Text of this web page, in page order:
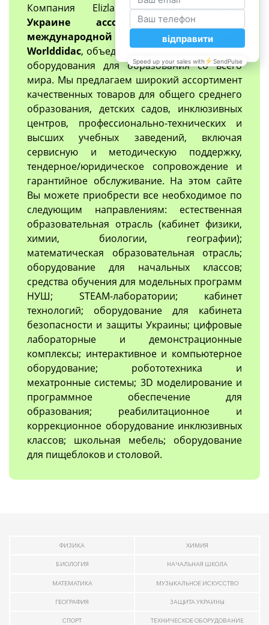
Компания Elizlabsединственный в
Украине ассоциированный член
международной организации
Worlddidac, объединяющий производителей
оборудования для образования со всего
мира. Мы предлагаем широкий ассортимент
качественных товаров для общего среднего
образования, детских садов, инклюзивных
центров, профессионально-технических и
высших учебных заведений, включая
сервисную и методическую поддержку,
тендерное/юридическое сопровождение и
гарантийное обслуживание. На этом сайте
Вы можете приобрести все необходимое по
следующим направлениям: естественная
образовательная отрасль (кабинет физики,
химии, биологии, географии);
математическая образовательная отрасль;
оборудование для начальных классов;
средства обучения для модельных программ
НУШ; STEAM-лаборатории; кабинет
технологий; оборудование для кабинета
безопасности и защиты Украины; цифровые
лабораторные и демонстрационные
комплексы; интерактивное и компьютерное
оборудование; робототехника и
мехатронные системы; 3D моделирование и
программное обеспечение для
образования; реабилитационное и
коррекционное оборудование инклюзивных
классов; школьная мебель; оборудование
для пищеблоков и столовой.
ФИЗИКА ХИМИЯ
БИОЛОГИЯ НАЧАЛЬНАЯ ШКОЛА
МАТЕМАТИКА МУЗЫКАЛЬНОЕ ИСКУССТВО
ГЕОГРАФИЯ ЗАЩИТА УКРАИНЫ
СПОРТ ТЕХНИЧЕСКОЕ ОБОРУДОВАНИЕ